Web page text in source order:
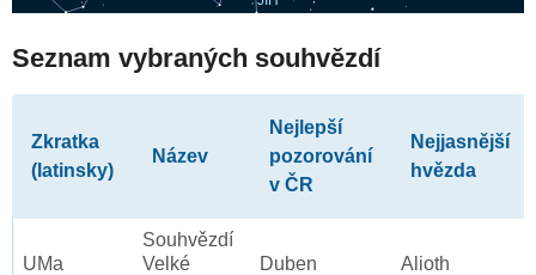
Seznam vybraných souhvězdí
Zkratka
(latinsky)
Název
Nejlepší
pozorování
v ČR
Nejjasnější
hvězda
UMa
Souhvězdí
Velké
Duben Alioth